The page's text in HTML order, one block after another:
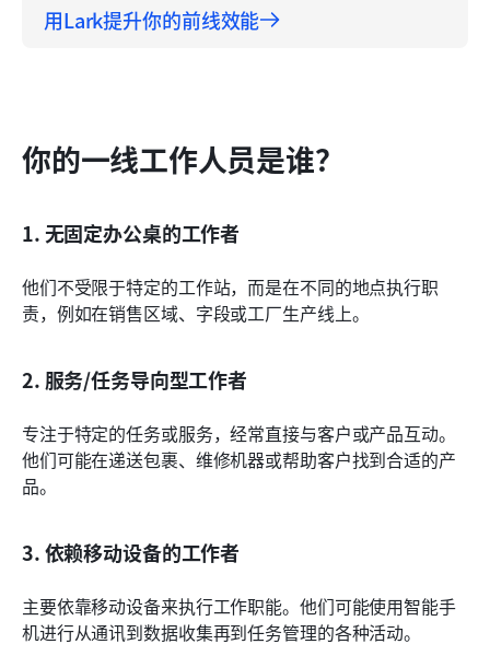
用Lark提升你的前线效能
你的一线工作人员是谁？
1. 无固定办公桌的工作者
他们不受限于特定的工作站，而是在不同的地点执行职
责，例如在销售区域、字段或工厂生产线上。
2. 服务/任务导向型工作者
专注于特定的任务或服务，经常直接与客户或产品互动。
他们可能在递送包裹、维修机器或帮助客户找到合适的产
品。
3. 依赖移动设备的工作者
主要依靠移动设备来执行工作职能。他们可能使用智能手
机进行从通讯到数据收集再到任务管理的各种活动。